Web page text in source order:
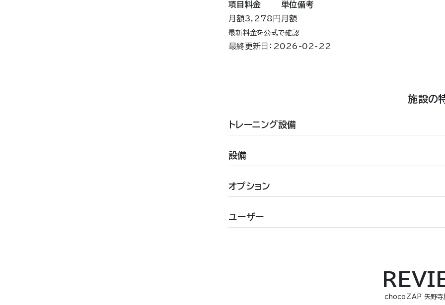
項目 料金 単位備考
月額3,278円 月額
最新料金を公式で確認
最終更新日：2026-02-22
施設の
トレーニング設備
設備
オプション
ユーザー
chocoZAP 矢野寺